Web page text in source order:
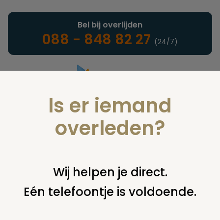
Landelijke uitvaartonderneming
Bel bij overlijden
088 - 848 82 27 (24/7)
U bent hier: home nieuws & agenda nieuws heumen
maakt beleid voor begraven in eigen grond
Is er iemand
overleden?
Wij helpen je direct.
Eén telefoontje is voldoende.